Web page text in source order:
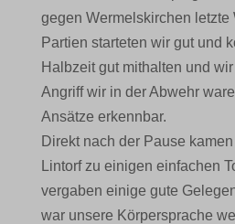
gegen Wermelskirchen letzte
Partien starteten wir gut und
Halbzeit gut mithalten und
Angriff wir in der Abwehr
Ansätze erkennbar.
Direkt nach der Pause
Lintorf zu einigen einfachen
vergaben einige gute
war unsere Körpersprache